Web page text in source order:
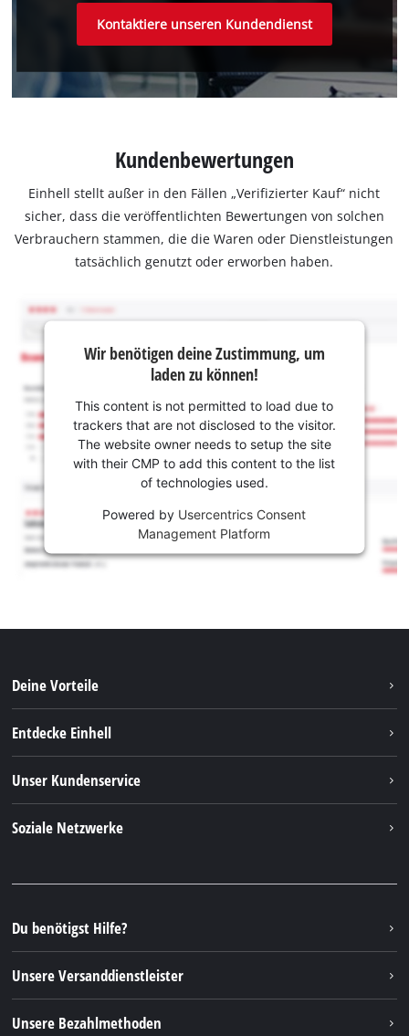
Kontaktiere unseren Kundendienst
Kundenbewertungen
Einhell stellt außer in den Fällen „Verifizierter Kauf“ nicht
sicher, dass die veröffentlichten Bewertungen von solchen
Verbrauchern stammen, die die Waren oder Dienstleistungen
tatsächlich genutzt oder erworben haben.
Wir benötigen deine Zustimmung, um
laden zu können!
This content is not permitted to load due to
trackers that are not disclosed to the visitor.
The website owner needs to setup the site
with their CMP to add this content to the list
of technologies used.
Powered by Usercentrics Consent
Management Platform
Deine Vorteile
Entdecke Einhell
Nachhaltigkeit
Unser Kundenservice
FAQs
Rücksendungen / Widerruf
Verpackungsrichtlinien
Hinweise zur Batterieentsorgung
Soziale Netzwerke
Instagram
TikTok
Pinterest
Linkedin
Du benötigst Hilfe?
Unsere Versanddienstleister
Unsere Bezahlmethoden